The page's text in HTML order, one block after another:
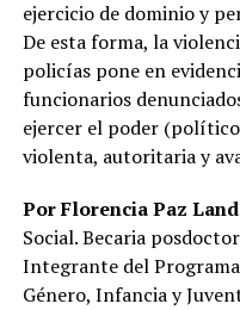
ejercicio de dominio y
De esta forma, la
policías pone en
funcionarios
ejercer el poder
violenta, autoritaria y
Por Florencia Paz
Social. Becaria
Integrante del
Género, Infancia y